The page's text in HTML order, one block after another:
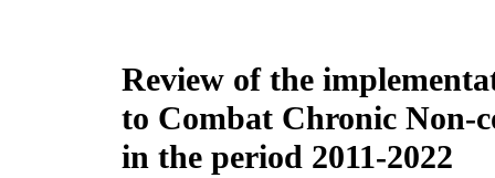
Review of the
to Combat Chronic Non-
in the period 2011-2022